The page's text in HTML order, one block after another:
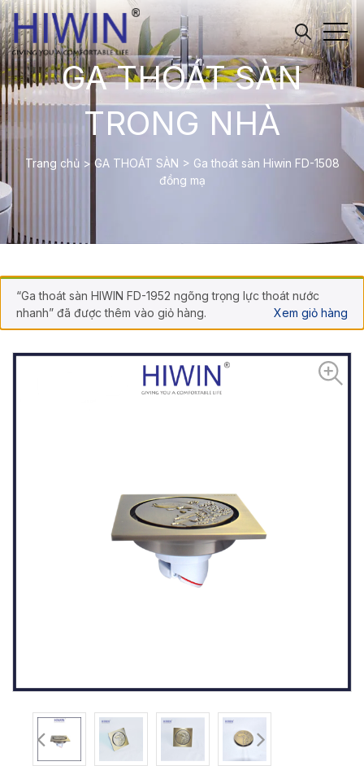
GA THOÁT SÀN
TRONG NHÀ
Trang chủ > GA THOÁT SÀN > Ga thoát sàn Hiwin FD-1508
đồng mạ
“Ga thoát sàn HIWIN FD-1952 ngõng trọng lực thoát nước
nhanh” đã được thêm vào giỏ hàng.
Xem giỏ hàng